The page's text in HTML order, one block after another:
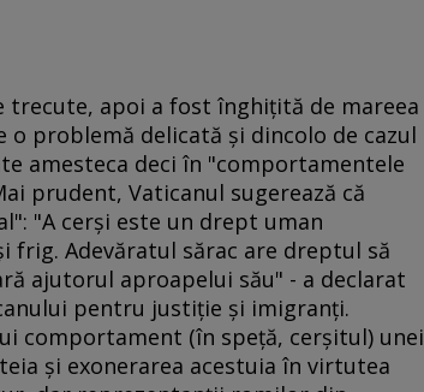
trecute, apoi a fost înghiţită de mareea
problemă delicată şi dincolo de cazul
amesteca deci în "comportamentele
prudent, Vaticanul sugerează că
"A cerşi este un drept uman
frig. Adevăratul sărac are dreptul să
ajutorul aproapelui său" - a declarat
pentru justiţie şi imigranţi.
comportament (în speţă, cerşitul) unei
şi exonerarea acestuia în virtutea